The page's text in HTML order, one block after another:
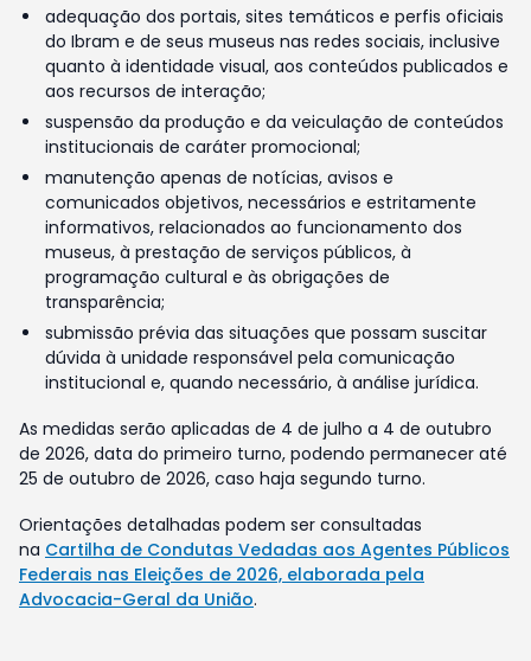
adequação dos portais, sites temáticos e perfis oficiais
do Ibram e de seus museus nas redes sociais, inclusive
quanto à identidade visual, aos conteúdos publicados e
aos recursos de interação;
suspensão da produção e da veiculação de conteúdos
institucionais de caráter promocional;
manutenção apenas de notícias, avisos e
comunicados objetivos, necessários e estritamente
informativos, relacionados ao funcionamento dos
museus, à prestação de serviços públicos, à
programação cultural e às obrigações de
transparência;
submissão prévia das situações que possam suscitar
dúvida à unidade responsável pela comunicação
institucional e, quando necessário, à análise jurídica.
As medidas serão aplicadas de 4 de julho a 4 de outubro
de 2026, data do primeiro turno, podendo permanecer até
25 de outubro de 2026, caso haja segundo turno.
Orientações detalhadas podem ser consultadas
na Cartilha de Condutas Vedadas aos Agentes Públicos
Federais nas Eleições de 2026, elaborada pela
Advocacia-Geral da União.